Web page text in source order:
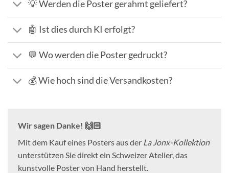
💡 Werden die Poster gerahmt geliefert?
🤖 Ist dies durch KI erfolgt?
💬 Wo werden die Poster gedruckt?
💰 Wie hoch sind die Versandkosten?
Wir sagen Danke! 🙌🏻
Mit dem Kauf eines Posters aus der La Jonx-Kollektion
unterstützen Sie direkt ein Schweizer Atelier, das
kunstvolle Poster von Hand herstellt.